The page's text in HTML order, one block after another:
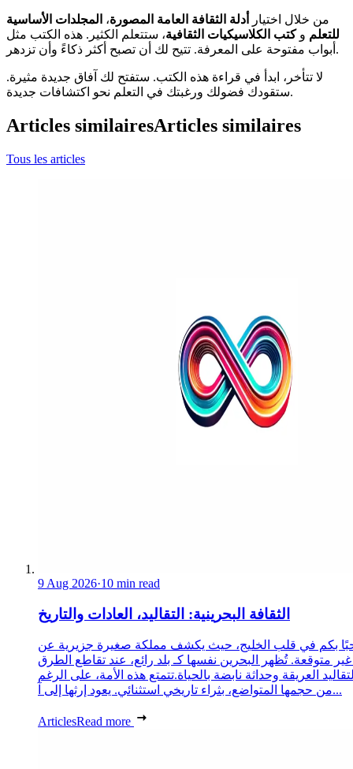
من خلال اختيار أدلة الثقافة العامة المصورة، المجلدات الأساسية
للتعلم وكتب الكلاسيكيات الثقافية، ستتعلم الكثير. هذه الكتب مثل
أبواب مفتوحة على المعرفة. تتيح لك أن تصبح أكثر ذكاءً وأن تزدهر.
لا تتأخر، ابدأ في قراءة هذه الكتب. ستفتح لك آفاق جديدة مثيرة.
ستقودك فضولك ورغبتك في التعلم نحو اكتشافات جديدة.
Articles similairesArticles similaires
Tous les articles
9 Aug 2026·10 min read
الثقافة البحرينية: التقاليد، العادات والتاريخ
بكم في قلب الخليج، حيث يكشف مملكة صغيرة جزيرية عن
متوقعة. تُظهر البحرين نفسها كـ بلد رائع، عند تقاطع الطرق
العريقة وحداثة نابضة بالحياة.تتمتع هذه الأمة، على الرغم
من حجمها المتواضع، بثراء تاريخي استثنائي. يعود إرثها إلى آ...
ArticlesRead more